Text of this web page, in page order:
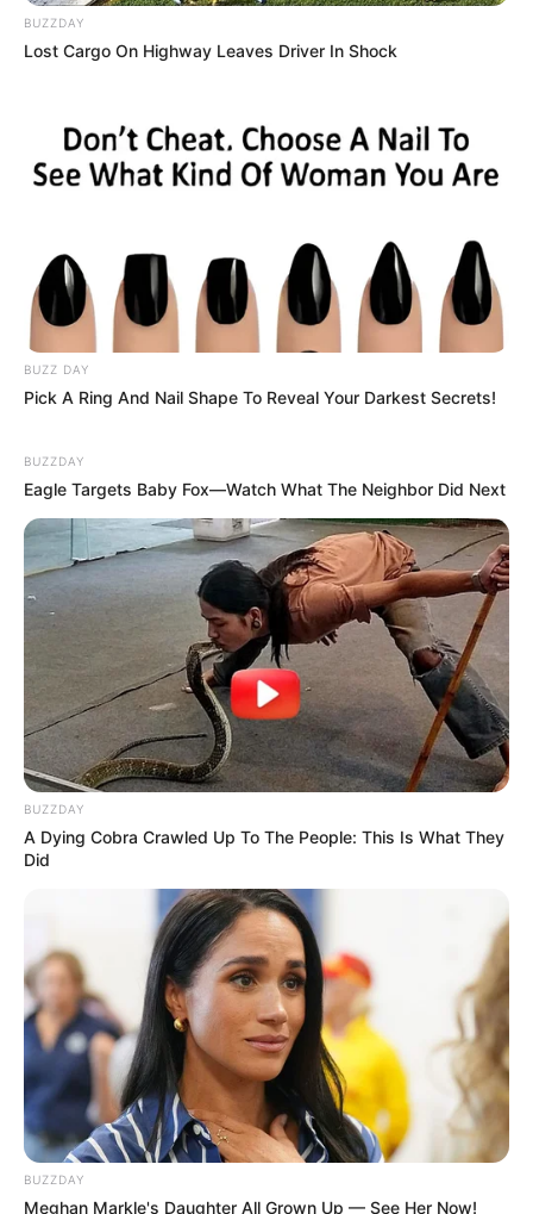
BUZZDAY
Lost Cargo On Highway Leaves Driver In Shock
BUZZ DAY
Pick A Ring And Nail Shape To Reveal Your Darkest Secrets!
BUZZDAY
Eagle Targets Baby Fox—Watch What The Neighbor Did Next
BUZZDAY
A Dying Cobra Crawled Up To The People: This Is What They
Did
BUZZDAY
Meghan Markle's Daughter All Grown Up — See Her Now!